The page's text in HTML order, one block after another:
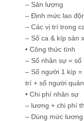
– Sản lượng
– Định mức lao
– Các vị trí trong
– Số ca & kíp sản
• Công thức tính
– Số nhân sự =
– Số người 1 kíp
trí + số người
• Chi phí nhân sự
– lương + chi phí
– Dùng mức